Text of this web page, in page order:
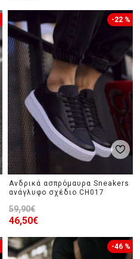
-22 %
Ανδρικά ασπρόμαυρα Sneakers
ανάγλυφο σχέδιο CH017
46,50€
59,90€
-46 %